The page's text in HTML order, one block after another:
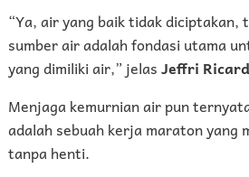
“Ya, air yang baik tidak
sumber air adalah fondasi utama
yang dimiliki air,” jelasJeffri
Menjaga kemurnian air pun
adalah sebuah kerja maraton yang
tanpa henti.